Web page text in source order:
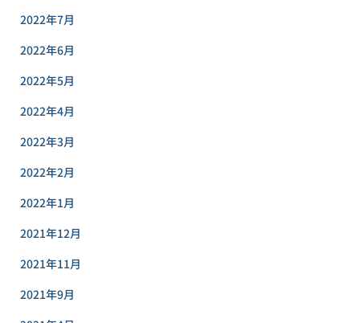
2022年7月
2022年6月
2022年5月
2022年4月
2022年3月
2022年2月
2022年1月
2021年12月
2021年11月
2021年9月